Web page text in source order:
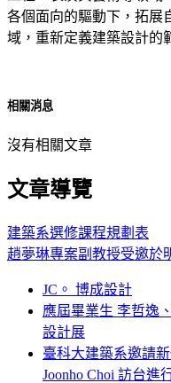
各個面向的驅動下，拓展
域，重新定義建築設計的
相關消息
沒有相關文章
文章導覽
建築系選修課程規劃表
趙夢琳專案副教授受邀於
JC。 博成設計
應屆畢業生 李哲逸
設計展
臺科大建築系邀請
Joonho Choi 訪台進